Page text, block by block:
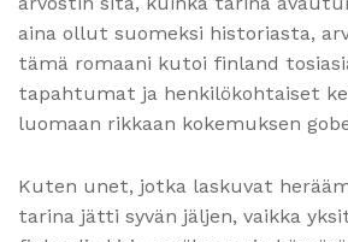
aina ollut suomeksi historiasta,
tämä romaani kutoi finland
tapahtumat ja henkilökohtaiset
luomaan rikkaan kokemuksen
Kuten unet, jotka laskuvat
tarina jätti syvän jäljen, vaikka